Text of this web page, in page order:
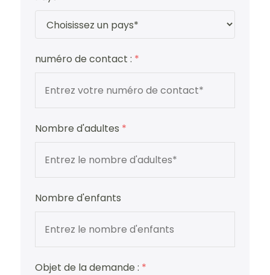
numéro de contact : *
Nombre d'adultes *
Nombre d'enfants
Objet de la demande : *